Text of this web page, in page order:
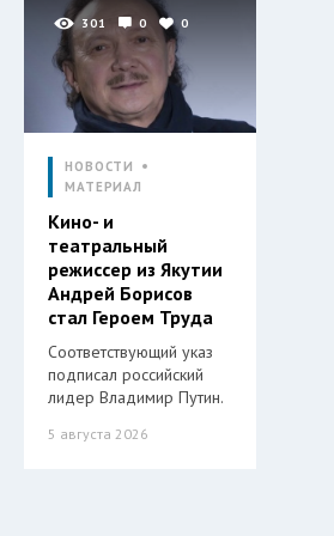
301 0 0
НОВОСТИ
МАТЕРИАЛ
Кино- и
театральный
режиссер из Якутии
Андрей Борисов
стал Героем Труда
Соответствующий указ
подписал российский
лидер Владимир Путин.
5 августа 2026